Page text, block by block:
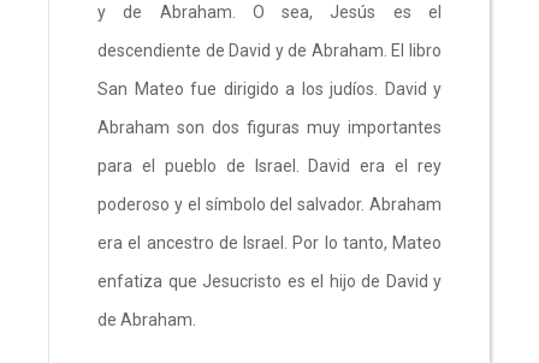
y de Abraham. O sea, Jesús es el
descendiente de David y de Abraham. El libro
San Mateo fue dirigido a los judíos. David y
Abraham son dos figuras muy importantes
para el pueblo de Israel. David era el rey
poderoso y el símbolo del salvador. Abraham
era el ancestro de Israel. Por lo tanto, Mateo
enfatiza que Jesucristo es el hijo de David y
de Abraham.